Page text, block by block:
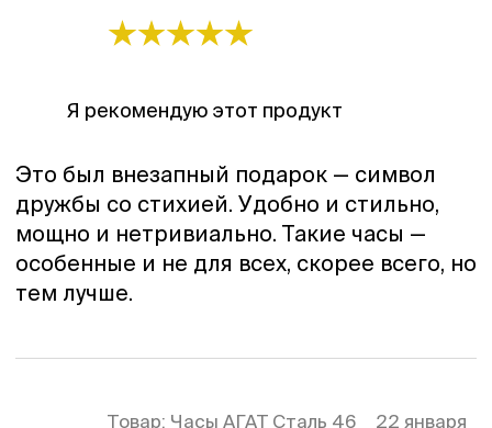
Я рекомендую этот продукт
Это был внезапный подарок — символ
дружбы со стихией. Удобно и стильно,
мощно и нетривиально. Такие часы —
особенные и не для всех, скорее всего, но
тем лучше.
Товар: Часы АГАТ Сталь 46 22 января